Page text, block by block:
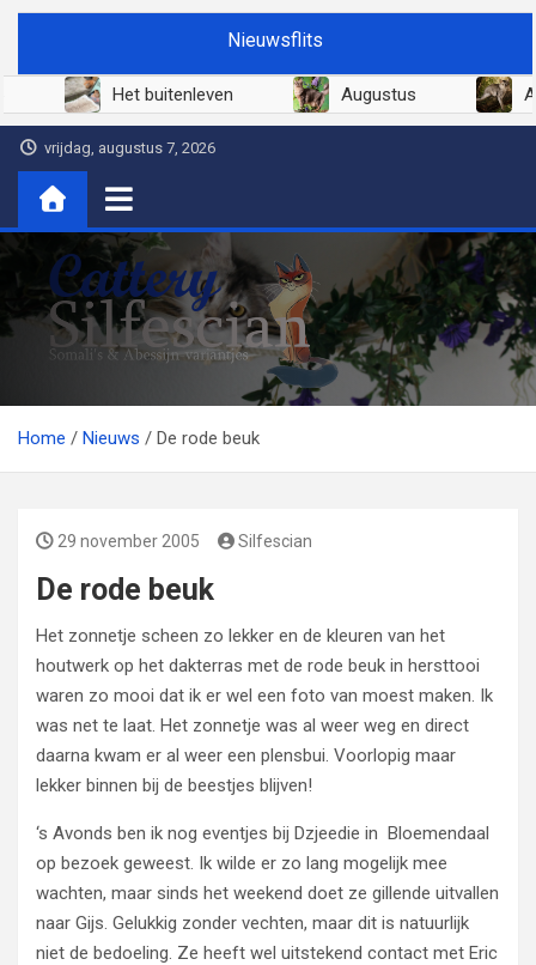
Ga
de
Nieuwsflits
Juni 2026 Het buitenleven Augustus
vrijdag, augustus 7, 2026
Cattery Silfescian
Somali's en soms Abessijn-variantjes
Home
Nieuws De rode beuk
29 november 2005 Silfescian
De rode beuk
Het zonnetje scheen zo lekker en de kleuren van het
houtwerk op het dakterras met de rode beuk in hersttooi
waren zo mooi dat ik er wel een foto van moest maken. Ik
was net te laat. Het zonnetje was al weer weg en direct
daarna kwam er al weer een plensbui. Voorlopig maar
lekker binnen bij de beestjes blijven!
‘s Avonds ben ik nog eventjes bij Dzjeedie in Bloemendaal
op bezoek geweest. Ik wilde er zo lang mogelijk mee
wachten, maar sinds het weekend doet ze gillende uitvallen
naar Gijs. Gelukkig zonder vechten, maar dit is natuurlijk
niet de bedoeling. Ze heeft wel uitstekend contact met Eric